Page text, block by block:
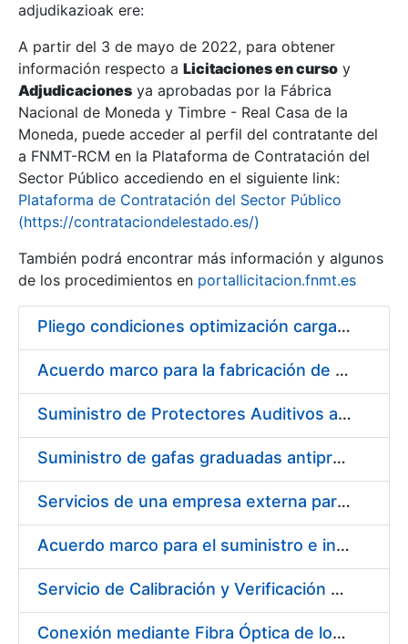
Erakutsi/Ezkutatu
Erakutsi/Ezkutatu
Erakutsi/Ezkutatu
Erakutsi/Ezkutatu
adjudikazioak ere:
A partir del 3 de mayo de 2022, para obtener
información respecto a Licitaciones en curso y
Adjudicaciones ya aprobadas por la Fábrica
Nacional de Moneda y Timbre - Real Casa de la
Moneda, puede acceder al perfil del contratante del
a FNMT-RCM en la Plataforma de Contratación del
Sector Público accediendo en el siguiente link:
Plataforma de Contratación del Sector Público
(https://contrataciondelestado.es/)
También podrá encontrar más información y algunos
de los procedimientos en portallicitacion.fnmt.es
Pliego condiciones optimización cargas compras firmado
Acuerdo marco para la fabricación de piezas
Suministro de Protectores Auditivos a medida para las personas trabajadoras de los Centros de Trabajo de Madrid y Burgos
Suministro de gafas graduadas antiproyecciones para los trabajadores de la FNMT-RCM en los centros de trabajo de Madrid y Burgos
Servicios de una empresa externa para el asesoramiento y resolución de los recursos de alzada que se presentan relacionados con procesos de selección para la FNMT-RCM
Acuerdo marco para el suministro e instalación de persianas, estores y otros complementos
Servicio de Calibración y Verificación Externa de los Equipos de Medición del Servicio de Prevención de la FNMT-RCM
Conexión mediante Fibra Óptica de los Centros de Proceso de Datos (CPDs) de las sedes de la FNMT-RCM de Burgos y Madrid